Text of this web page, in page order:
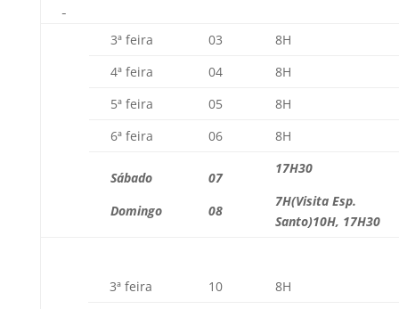
3ª feira 03
8H
4ª feira
04
8H
5ª feira
05
8H
6ª feira
06 8H
Sábado
Domingo
07
08
17H30
7H(Visita Esp.
Santo)10H, 17H30
3ª feira 10
8H